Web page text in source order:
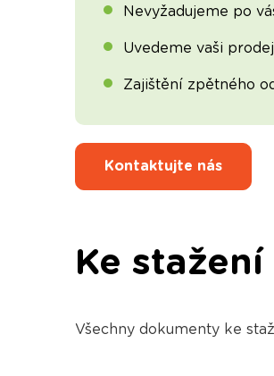
Nevyžadujeme po
Uvedeme vaši
Zajištění zpětného
Kontaktujte nás
Ke stažení
Všechny dokumenty ke